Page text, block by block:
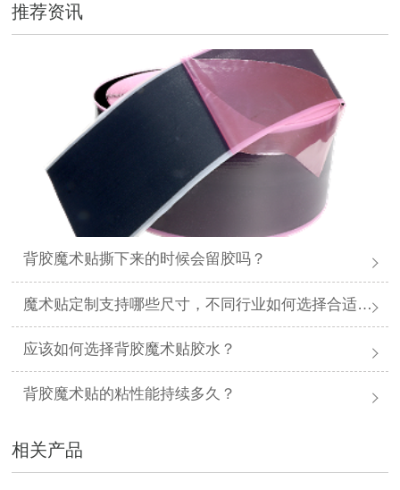
推荐资讯
背胶魔术贴撕下来的时候会留胶吗？
魔术贴定制支持哪些尺寸，不同行业如何选择合适规格？
应该如何选择背胶魔术贴胶水？
背胶魔术贴的粘性能持续多久？
相关产品